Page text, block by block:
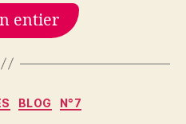
entier
Catégories
BLOG N°7